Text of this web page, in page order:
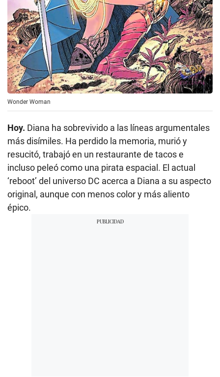
Wonder Woman
Hoy. Diana ha sobrevivido a las líneas argumentales
más disímiles. Ha perdido la memoria, murió y
resucitó, trabajó en un restaurante de tacos e
incluso peleó como una pirata espacial. El actual
‘reboot’ del universo DC acerca a Diana a su aspecto
original, aunque con menos color y más aliento
épico.